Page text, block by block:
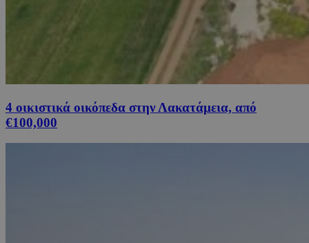
4 οικιστικά οικόπεδα στην Λακατάμεια, από
€100,000